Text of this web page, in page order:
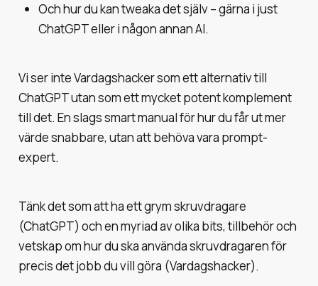
Och hur du kan tweaka det själv – gärna i just
ChatGPT eller i någon annan AI.
Vi ser inte Vardagshacker som ett alternativ till
ChatGPT utan som ett mycket potent komplement
till det. En slags smart manual för hur du får ut mer
värde snabbare, utan att behöva vara prompt-
expert.
Tänk det som att ha ett grym skruvdragare
(ChatGPT) och en myriad av olika bits, tillbehör och
vetskap om hur du ska använda skruvdragaren för
precis det jobb du vill göra (Vardagshacker).